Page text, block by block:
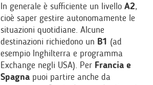
In generale è sufficiente un livello A2,
cioè saper gestire autonomamente le
situazioni quotidiane. Alcune
destinazioni richiedono un B1 (ad
esempio Inghilterra e programma
Exchange negli USA). Per Francia e
Spagna puoi partire anche da